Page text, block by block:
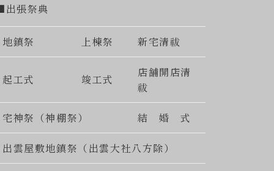
張祭典
地鎮祭 上棟祭 新宅清祓
起工式 竣工式
店舗開店清
祓
宅神祭（神棚祭） 結 婚 式
出雲屋敷地鎮祭（出雲大社八方除）